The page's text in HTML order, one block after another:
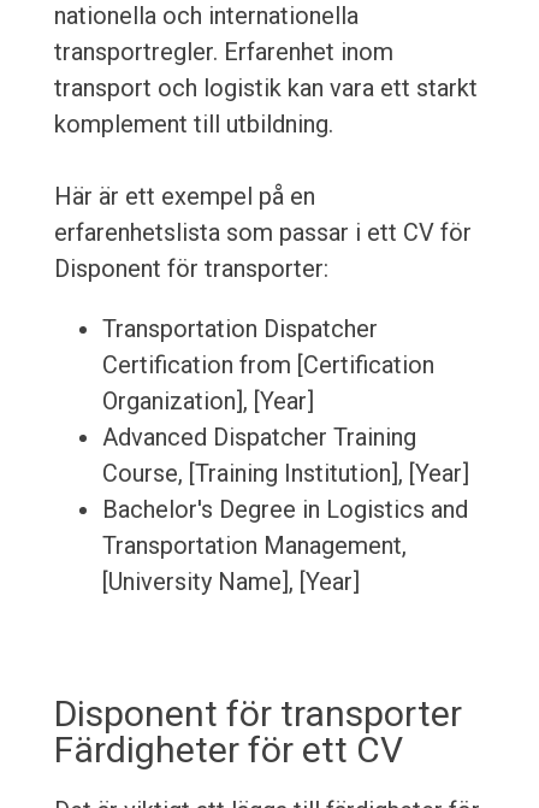
nationella och internationella
transportregler. Erfarenhet inom
transport och logistik kan vara ett starkt
komplement till utbildning.
Här är ett exempel på en
erfarenhetslista som passar i ett CV för
Disponent för transporter:
Transportation Dispatcher
Certification from [Certification
Organization], [Year]
Advanced Dispatcher Training
Course, [Training Institution], [Year]
Bachelor's Degree in Logistics and
Transportation Management,
[University Name], [Year]
Disponent för transporter
Färdigheter för ett CV